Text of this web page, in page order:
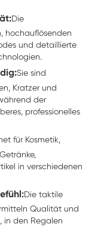
Die
hochauflösenden
und detaillierte
Sie sind
Kratzer und
der
professionelles
für Kosmetik,
in verschiedenen
Die taktile
Qualität und
in den Regalen